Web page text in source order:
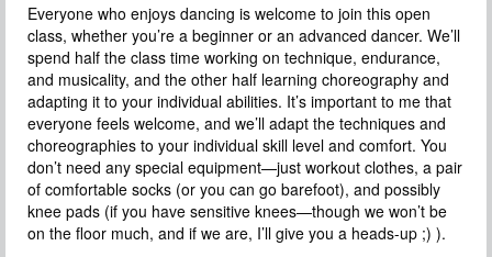
Everyone who enjoys dancing is welcome to join this open
class, whether you’re a beginner or an advanced dancer. We’ll
spend half the class time working on technique, endurance,
and musicality, and the other half learning choreography and
adapting it to your individual abilities. It’s important to me that
everyone feels welcome, and we’ll adapt the techniques and
choreographies to your individual skill level and comfort. You
don’t need any special equipment—just workout clothes, a pair
of comfortable socks (or you can go barefoot), and possibly
knee pads (if you have sensitive knees—though we won’t be
on the floor much, and if we are, I’ll give you a heads-up ;) ).